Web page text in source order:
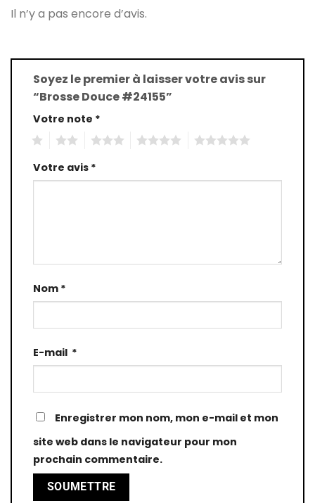
Il n’y a pas encore d’avis.
Soyez le premier à laisser votre avis sur
“Brosse Douce #24155”
Votre note *
Votre avis *
Nom *
E-mail *
Enregistrer mon nom, mon e-mail et mon
site web dans le navigateur pour mon
prochain commentaire.